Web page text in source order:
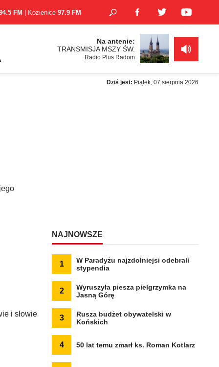
FM | Kozienice 97.9 FM
Na antenie:
TRANSMISJA MSZY ŚW.
Radio Plus Radom
Dziś jest: Piątek, 07 sierpnia 2026
i słowie
NAJNOWSZE
1
W Paradyżu najzdolniejsi odebrali
stypendia
2
Wyruszyła piesza pielgrzymka na
Jasną Górę
3
Rusza budżet obywatelski w
Końskich
4 50 lat temu zmarł ks. Roman Kotlarz